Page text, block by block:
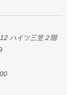
ハイツ三笠２階